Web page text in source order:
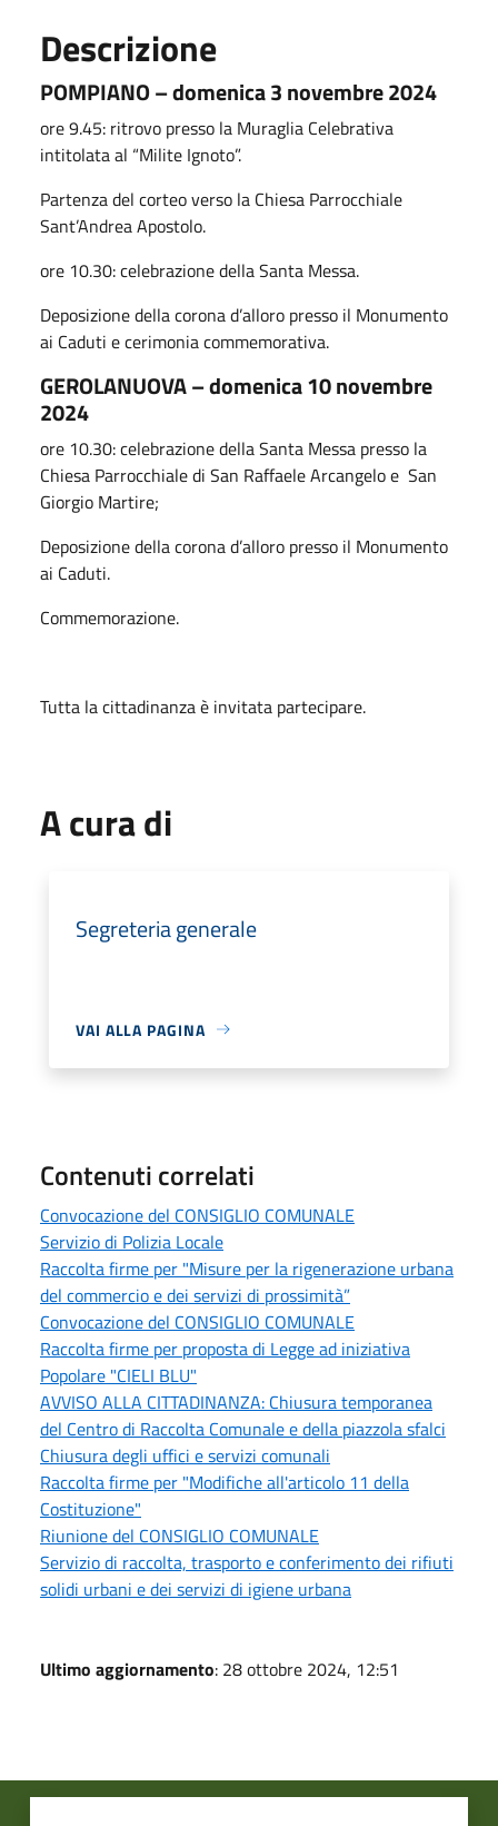
Descrizione
POMPIANO – domenica 3 novembre 2024
ore 9.45: ritrovo presso la Muraglia Celebrativa
intitolata al “Milite Ignoto”.
Partenza del corteo verso la Chiesa Parrocchiale
Sant’Andrea Apostolo.
ore 10.30: celebrazione della Santa Messa.
Deposizione della corona d’alloro presso il Monumento
ai Caduti e cerimonia commemorativa.
GEROLANUOVA – domenica 10 novembre
2024
ore 10.30: celebrazione della Santa Messa presso la
Chiesa Parrocchiale di San Raffaele Arcangelo e San
Giorgio Martire;
Deposizione della corona d’alloro presso il Monumento
ai Caduti.
Commemorazione.
Tutta la cittadinanza è invitata partecipare.
A cura di
Segreteria generale
VAI ALLA PAGINA
Contenuti correlati
Convocazione del CONSIGLIO COMUNALE
Servizio di Polizia Locale
Raccolta firme per "Misure per la rigenerazione urbana
del commercio e dei servizi di prossimità”
Convocazione del CONSIGLIO COMUNALE
Raccolta firme per proposta di Legge ad iniziativa
Popolare "CIELI BLU"
AVVISO ALLA CITTADINANZA: Chiusura temporanea
del Centro di Raccolta Comunale e della piazzola sfalci
Chiusura degli uffici e servizi comunali
Raccolta firme per "Modifiche all'articolo 11 della
Costituzione"
Riunione del CONSIGLIO COMUNALE
Servizio di raccolta, trasporto e conferimento dei rifiuti
solidi urbani e dei servizi di igiene urbana
Ultimo aggiornamento: 28 ottobre 2024, 12:51